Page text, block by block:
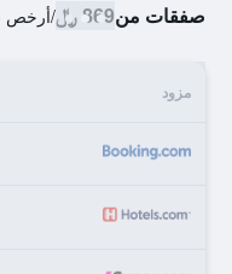
صفقات من869 ﷼ /أرخص
مزود